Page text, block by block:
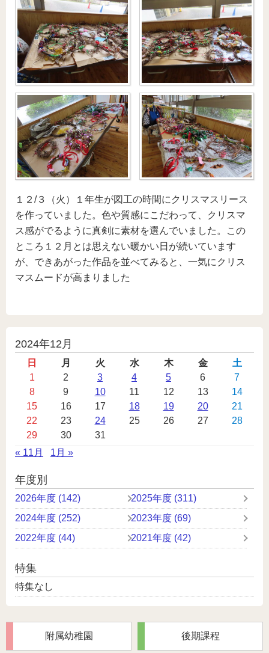
１２/３（火）１年生が図工の時間にクリスマスリース
を作っていました。色や質感にこだわって、クリスマ
ス感がでるように真剣に素材を選んでいました。この
ところ１２月とは思えない暖かい日が続いています
が、できあがった作品を並べてみると、一気にクリス
マスムードが高まりました
投
2024年12月
日 月 火 水 木 金
土
1
2 3 4 5 6
7
8
9 10 11 12 13
14
15
16 17 18 19 20
21
22
23 24 25 26 27
28
29
30
31
« 11月
1月 »
年度別
2026年度 (142)
2025年度 (311)
2024年度 (252)
2023年度 (69)
2022年度 (44)
2021年度 (42)
特集
特集なし
附属幼稚園 後期課程